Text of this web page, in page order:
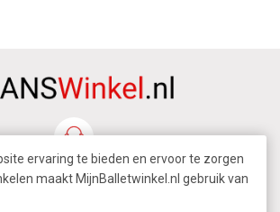
de outfit helemaal compleet maken. Silky
met achternaad , verschillende
. Ook deze modellen zijn in diverse kleuren
leverbaar zijn, is er altijd wel een panty
kledingstuk in iedere garderobe.Silky
dan twintig jaar gespecialiseerd in panty’s
elke gelegenheid. Deze panty’s kunnen nu
worden aangeschaft. Ook verkopen wij
ervaring te bieden en ervoor te zorgen
maakt MijnBalletwinkel.nl gebruik van